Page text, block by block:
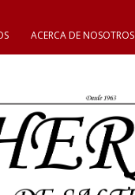
ACERCA DE NOSOTROS